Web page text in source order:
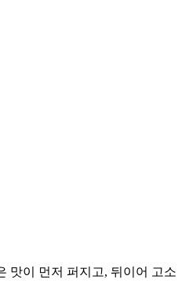
맛이 먼저 퍼지고, 뒤이어 고소